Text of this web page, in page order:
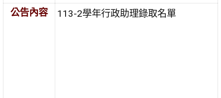
公告內容
113-2學年行政助理錄取名單